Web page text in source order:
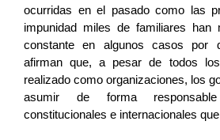
ocurridas en el pasado como las
impunidad miles de familiares han
constante en algunos casos por
afirman que, a pesar de todos
realizado como organizaciones, los
asumir de forma
constitucionales e internacionales